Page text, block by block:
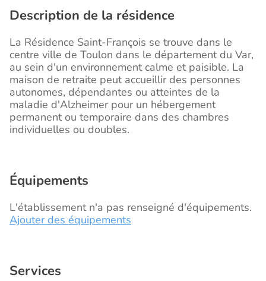
Description de la résidence
La Résidence Saint-François se trouve dans le
centre ville de Toulon dans le département du Var,
au sein d'un environnement calme et paisible. La
maison de retraite peut accueillir des personnes
autonomes, dépendantes ou atteintes de la
maladie d'Alzheimer pour un hébergement
permanent ou temporaire dans des chambres
individuelles ou doubles.
Équipements
L'établissement n'a pas renseigné d'équipements.
Ajouter des équipements
Services